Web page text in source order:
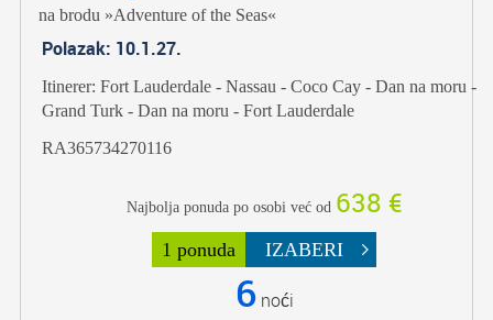
6noći
na brodu »Adventure of the Seas«
Polazak: 10.1.27.
Itinerer: Fort Lauderdale - Nassau - Coco Cay - Dan na moru -
Grand Turk - Dan na moru - Fort Lauderdale
RA365734270116
Najbolja ponuda po osobi već od 638 €
1 ponuda IZABERI